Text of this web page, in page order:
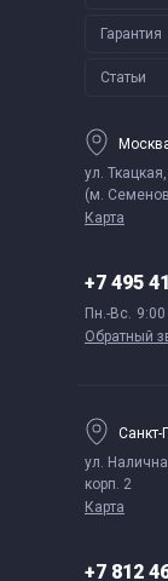
Гарантия
Статьи
ул.
(м.
Карта
+7 495
Пн.-Вс. 9:00
Обратный
Санкт-
ул.
корп. 2
Карта
+7 812